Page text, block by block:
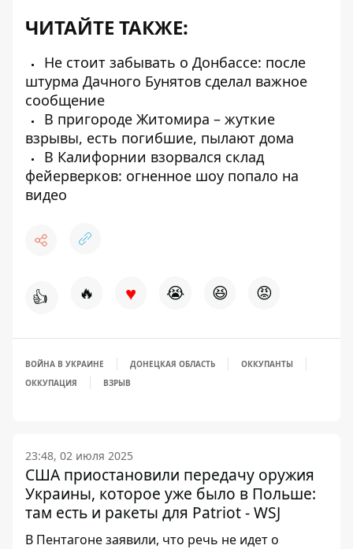
ЧИТАЙТЕ ТАКЖЕ:
Не стоит забывать о Донбассе: после
штурма Дачного Бунятов сделал важное
сообщение
В пригороде Житомира – жуткие
взрывы, есть погибшие, пылают дома
В Калифорнии взорвался склад
фейерверков: огненное шоу попало на
видео
👍 🔥 ♥ 😭 😆 😡
ВОЙНА В УКРАИНЕ ДОНЕЦКАЯ ОБЛАСТЬ
ОККУПАНТЫ
ОККУПАЦИЯ
ВЗРЫВ
23:48, 02 июля 2025
США приостановили передачу оружия
Украины, которое уже было в Польше:
там есть и ракеты для Patriot - WSJ
В Пентагоне заявили, что речь не идет о